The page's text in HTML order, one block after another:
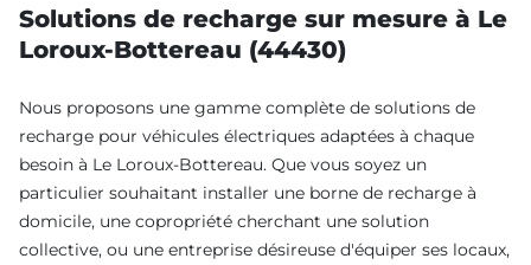
Solutions de recharge sur mesure à Le
Loroux-Bottereau (44430)
Nous proposons une gamme complète de solutions de
recharge pour véhicules électriques adaptées à chaque
besoin à Le Loroux-Bottereau. Que vous soyez un
particulier souhaitant installer une borne de recharge à
domicile, une copropriété cherchant une solution
collective, ou une entreprise désireuse d'équiper ses locaux,